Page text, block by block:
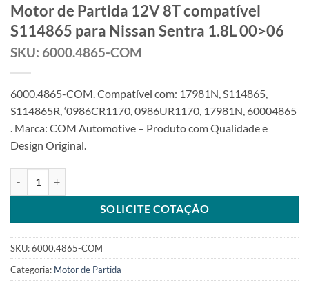
Motor de Partida 12V 8T compatível
S114865 para Nissan Sentra 1.8L 00>06
SKU: 6000.4865-COM
6000.4865-COM. Compatível com: 17981N, S114865,
S114865R, ‘0986CR1170, 0986UR1170, 17981N, 60004865
. Marca: COM Automotive – Produto com Qualidade e
Design Original.
SOLICITE COTAÇÃO
SKU:6000.4865-COM
Categoria: Motor de Partida